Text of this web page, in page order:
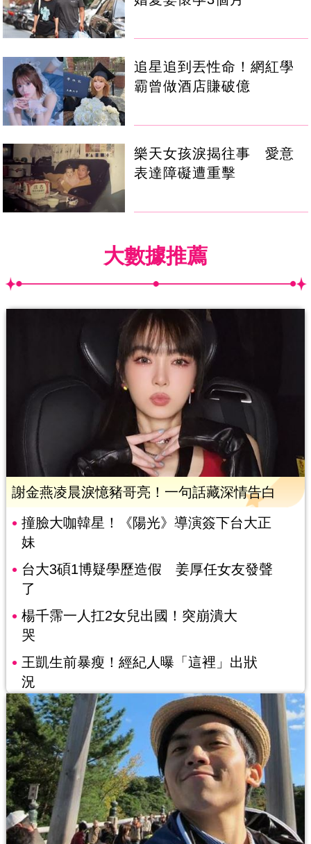
追星追到丟性命！網紅學
霸曾做酒店賺破億
樂天女孩淚揭往事 愛意
表達障礙遭重擊
大數據推薦
謝金燕凌晨淚憶豬哥亮！一句話藏深情告白
撞臉大咖韓星！《陽光》導演簽下台大正
妹
台大3碩1博疑學歷造假 姜厚任女友發聲
了
楊千霈一人扛2女兒出國！突崩潰大
哭
王凱生前暴瘦！經紀人曝「這裡」出狀
況